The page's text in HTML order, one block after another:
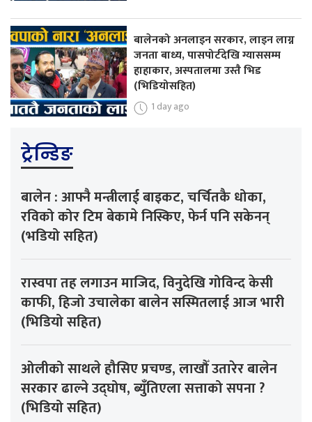
बालेनको अनलाइन सरकार, लाइन लाग्न
जनता बाध्य, पासपोर्टदेखि ग्याससम्म
हाहाकार, अस्पतालमा उस्तै भिड
(भिडियोसहित)
1 day ago
ट्रेन्डिङ
बालेन : आफ्नै मन्त्रीलाई बाइकट, चर्चितकै धोका,
रविको कोर टिम बेकामे निस्किए, फेर्न पनि सकेनन्
(भडियो सहित)
रास्वपा तह लगाउन माजिद, विनुदेखि गोविन्द केसी
काफी, हिजो उचालेका बालेन सस्मितलाई आज भारी
(भिडियो सहित)
ओलीको साथले हौसिए प्रचण्ड, लाखौँ उतारेर बालेन
सरकार ढाल्ने उद्घोष, ब्युँतिएला सत्ताको सपना ?
(भिडियो सहित)